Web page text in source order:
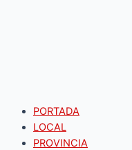
PORTADA
LOCAL
PROVINCIA